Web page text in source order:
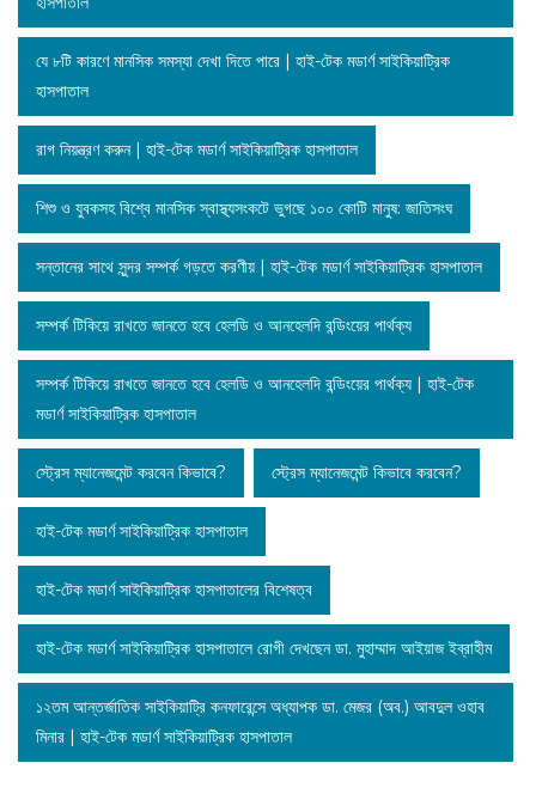
যে ৮টি কারণে মানসিক সমস্যা দেখা দিতে পারে | হাই-টেক মডার্ণ সাইকিয়াট্রিক
হাসপাতাল
রাগ নিয়ন্ত্রণ করুন | হাই-টেক মডার্ণ সাইকিয়াট্রিক হাসপাতাল
শিশু ও যুবকসহ বিশ্বে মানসিক স্বাস্থ্যসংকটে ভুগছে ১০০ কোটি মানুষ: জাতিসংঘ
সন্তানের সাথে সুন্দর সম্পর্ক গড়তে করণীয় | হাই-টেক মডার্ণ সাইকিয়াট্রিক হাসপাতাল
সম্পর্ক টিকিয়ে রাখতে জানতে হবে হেলডি ও আনহেলদি বন্ডিংয়ের পার্থক্য
সম্পর্ক টিকিয়ে রাখতে জানতে হবে হেলডি ও আনহেলদি বন্ডিংয়ের পার্থক্য | হাই-টেক
মডার্ণ সাইকিয়াট্রিক হাসপাতাল
স্ট্রেস ম্যানেজমেন্ট করবেন কিভাবে? স্ট্রেস ম্যানেজমেন্ট কিভাবে করবেন?
হাই-টেক মডার্ণ সাইকিয়াট্রিক হাসপাতাল
হাই-টেক মডার্ণ সাইকিয়াট্রিক হাসপাতালের বিশেষত্ব
হাই-টেক মডার্ণ সাইকিয়াট্রিক হাসপাতালে রোগী দেখছেন ডা. মুহাম্মাদ আইয়াজ ইব্রাহীম
১২তম আন্তর্জাতিক সাইকিয়াট্রি কনফারেন্সে অধ্যাপক ডা. মেজর (অব.) আবদুল ওহাব
মিনার | হাই-টেক মডার্ণ সাইকিয়াট্রিক হাসপাতাল